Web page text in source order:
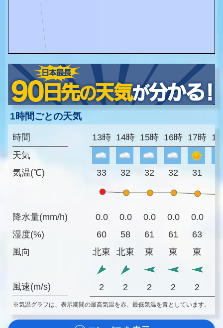
1時間ごとの天気
時間
天気
気温(℃)
降水量(mm/h)
湿度(%)
風向
風速(m/s)
13時 14時 15時 16時 17時
33 32 32 32 31
0.0 0.0 0.0 0.0 0.0
60
58 61 61 63
北東
北東 東 東 東
2 2 2 2 2
※気温グラフは、表示期間の最高気温を赤、最低気温を青としています。